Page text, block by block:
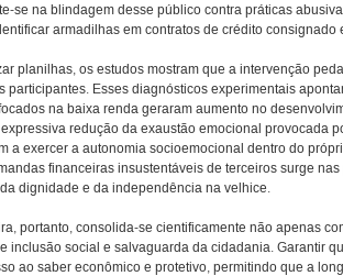
se na blindagem desse público contra práticas
armadilhas em contratos de crédito consignado
planilhas, os estudos mostram que a intervenção
participantes. Esses diagnósticos experimentais
na baixa renda geraram aumento no
redução da exaustão emocional provocada
a exercer a autonomia socioemocional dentro do
financeiras insustentáveis de terceiros surge
dignidade e da independência na velhice.
portanto, consolida-se cientificamente não apenas
inclusão social e salvaguarda da cidadania. Garantir
ao saber econômico e protetivo, permitindo que a